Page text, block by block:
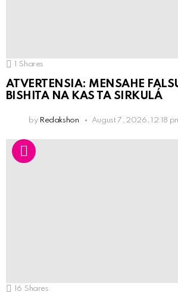
Shares
ATVERTENSIA: MENSAHE
BISHITA NA KAS TA SIRKULÁ
by Redakshon August 7, 2026, 12:18
16 Shares